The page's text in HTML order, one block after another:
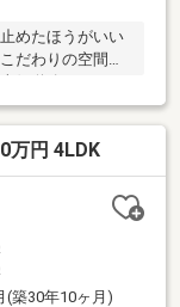
めたほうがいい
だわりの空間も
億6500万円で
2駅利用できる場
す。
万円 4LDK
(築30年10ヶ月)